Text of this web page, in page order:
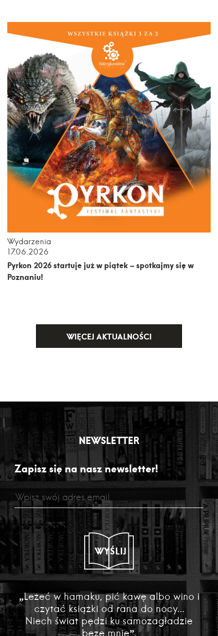
Wydarzenia
17.06.2026
Pyrkon 2026 startuje już w piątek – spotkajmy się w
Poznaniu!
WIĘCEJ AKTUALNOŚCI
NEWSLETTER
Zapisz się na nasz newsletter!
WYŚLIJ
„Leżeć w hamaku, pić kawę albo wino i
czytać książki od rana do nocy...
Niech świat pędzi ku samozagładzie
beze mnie”.